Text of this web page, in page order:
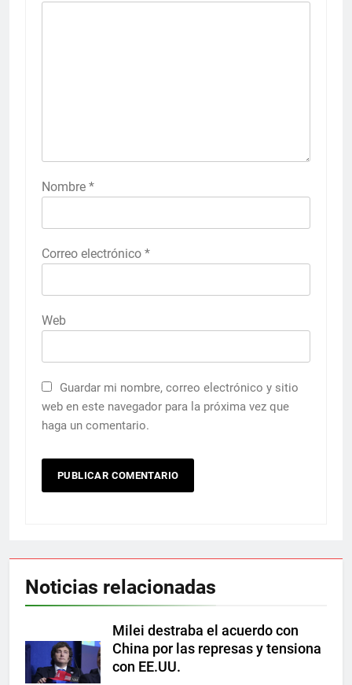
Nombre *
Correo electrónico *
Web
Guardar mi nombre, correo electrónico y sitio
web en este navegador para la próxima vez que
haga un comentario.
Noticias relacionadas
Milei destraba el acuerdo con
China por las represas y tensiona
con EE.UU.